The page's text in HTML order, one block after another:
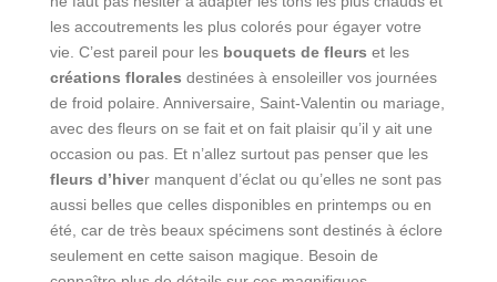
les accoutrements les plus colorés pour égayer votre
vie. C’est pareil pour les bouquets de fleurs et les
créations florales destinées à ensoleiller vos journées
de froid polaire. Anniversaire, Saint-Valentin ou mariage,
avec des fleurs on se fait et on fait plaisir qu’il y ait une
occasion ou pas. Et n’allez surtout pas penser que les
fleurs d’hiver manquent d’éclat ou qu’elles ne sont pas
aussi belles que celles disponibles en printemps ou en
été, car de très beaux spécimens sont destinés à éclore
seulement en cette saison magique. Besoin de